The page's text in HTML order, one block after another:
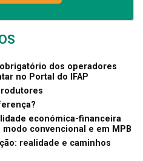
dos operadores
no Portal do IFAP
económica-financeira
convencional e em MPB
realidade e caminhos